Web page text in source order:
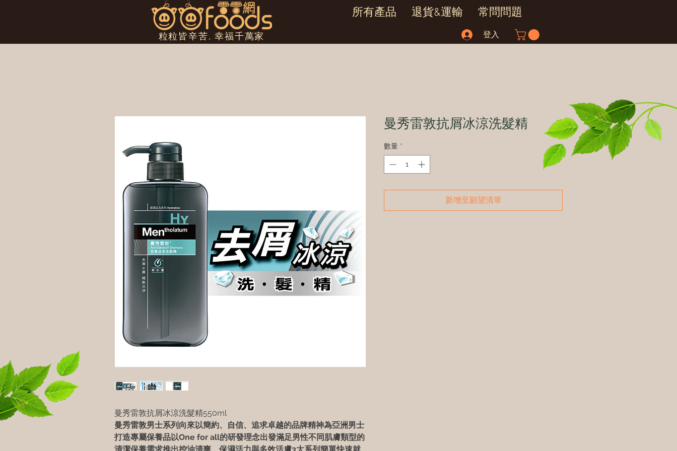
粒粒皆辛苦, 幸福千萬家
所有產品 退貨&運輸 常問問題
登入
曼秀雷敦抗屑冰涼洗髮精550ml
曼秀雷敦男士系列向來以簡約、自信、追求卓越的品牌精神為亞洲男士
打造專屬保養品以One for all的研發理念出發滿足男性不同肌膚類型的
曼秀雷敦抗屑冰涼洗髮精
數量 *
新增至願望清單